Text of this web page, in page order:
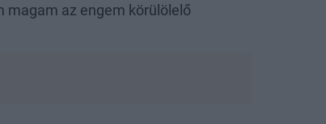
magam az engem körülölelő